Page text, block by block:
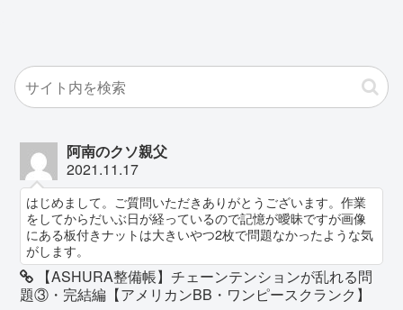
阿南のクソ親父
2021.11.17
はじめまして。ご質問いただきありがとうございます。作業
をしてからだいぶ日が経っているので記憶が曖昧ですが画像
にある板付きナットは大きいやつ2枚で問題なかったような気
がします。
【ASHURA整備帳】チェーンテンションが乱れる問
題③・完結編【アメリカンBB・ワンピースクランク】